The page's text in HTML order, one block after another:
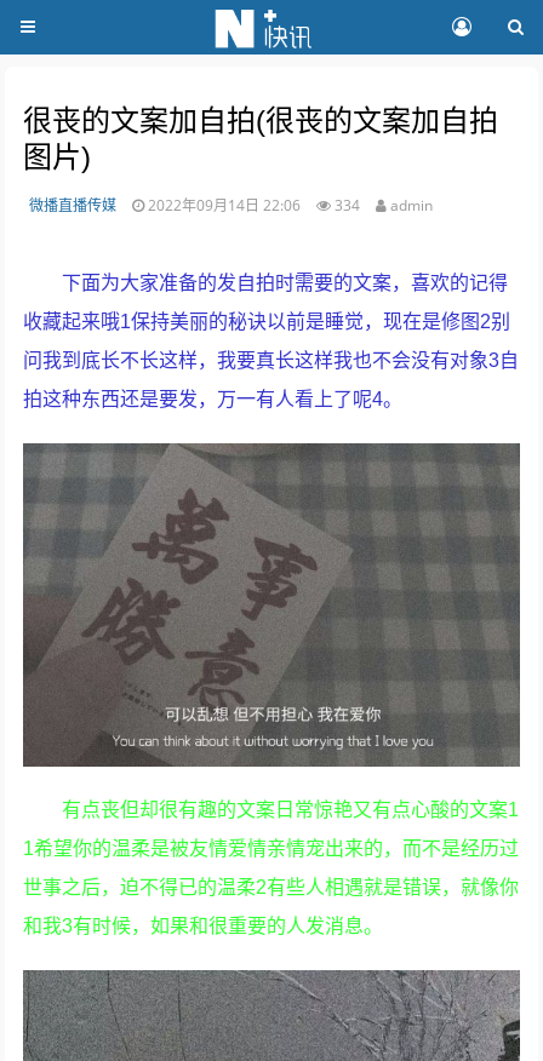
很丧的文案加自拍(很丧的文案加自拍
图片)
微播直播传媒 2022年09月14日 22:06 334 admin
下面为大家准备的发自拍时需要的文案，喜欢的记得
收藏起来哦1保持美丽的秘诀以前是睡觉，现在是修图2别
问我到底长不长这样，我要真长这样我也不会没有对象3自
拍这种东西还是要发，万一有人看上了呢4。
有点丧但却很有趣的文案日常惊艳又有点心酸的文案1
1希望你的温柔是被友情爱情亲情宠出来的，而不是经历过
世事之后，迫不得已的温柔2有些人相遇就是错误，就像你
和我3有时候，如果和很重要的人发消息。